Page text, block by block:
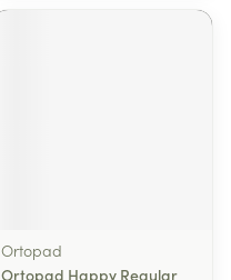
Ortopad
Ortopad Happy Regular